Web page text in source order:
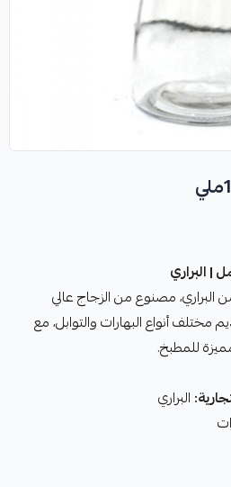
البراري، مصنوع من الزجاج عالي
أنواع البهارات والتوابل، مع
للمطبخ.
البراري